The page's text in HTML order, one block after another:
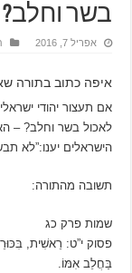
בשר
אפריל 7, 2016
איפה כתוב בתורה
אם תעצור יהודי
לאכול בשר וחלב? –
הישראלים יענו:”לא
תשובה מהתורה:
שמות פרק כג
פסוק י”ט: רֵאשִׁית,
בַּחֲלֵב אִמּוֹ.